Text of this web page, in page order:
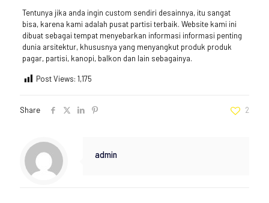
Tentunya jika anda ingin custom sendiri desainnya, itu sangat
bisa, karena kami adalah pusat partisi terbaik. Website kami ini
dibuat sebagai tempat menyebarkan informasi informasi penting
dunia arsitektur, khususnya yang menyangkut produk produk
pagar, partisi, kanopi, balkon dan lain sebagainya.
Post Views: 1,175
Share 2
admin